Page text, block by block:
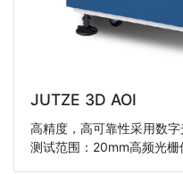
JUTZE 3D AOI
高精度，高可靠性采用数
测试范围：20mm高频光栅